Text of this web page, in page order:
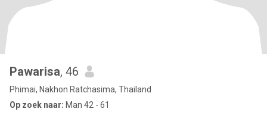
Pawarisa, 46
Phimai, Nakhon Ratchasima, Thailand
Op zoek naar: Man 42 - 61